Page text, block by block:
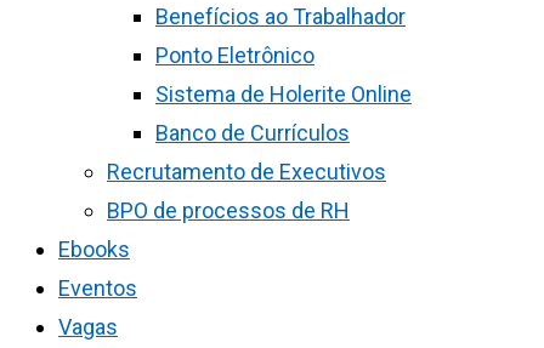
Benefícios ao Trabalhador
Ponto Eletrônico
Sistema de Holerite Online
Banco de Currículos
Recrutamento de Executivos
BPO de processos de RH
Ebooks
Eventos
Vagas